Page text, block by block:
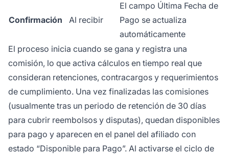
Confirmación Al recibir
El campo Última Fecha de
Pago se actualiza
automáticamente
El proceso inicia cuando se gana y registra una
comisión, lo que activa cálculos en tiempo real que
consideran retenciones, contracargos y requerimientos
de cumplimiento. Una vez finalizadas las comisiones
(usualmente tras un periodo de retención de 30 días
para cubrir reembolsos y disputas), quedan disponibles
para pago y aparecen en el panel del afiliado con
estado “Disponible para Pago”. Al activarse el ciclo de